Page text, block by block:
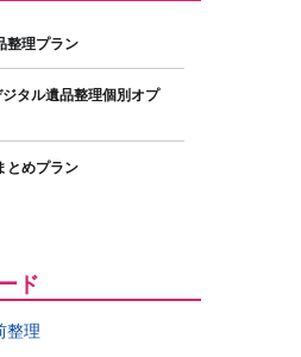
整理プラン
ジタル遺品整理個別オプ
とめプラン
ド
整理